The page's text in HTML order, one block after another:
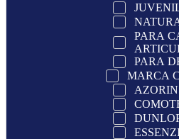
PARA
PARA
MARCA
AZORIN